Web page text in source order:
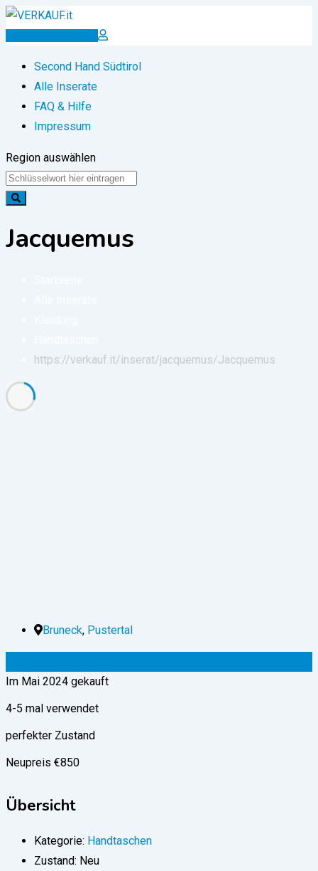
Zum
Inserat erstellen
Second Hand Südtirol
Alle Inserate
FAQ & Hilfe
Impressum
Region auswählen
Jacquemus
https://verkauf.it/inserat/jacquemus/Jacquemus
Bruneck, Pustertal
Im Mai 2024 gekauft
4-5 mal verwendet
perfekter Zustand
Neupreis €850
Übersicht
Kategorie: Handtaschen
Zustand: Neu